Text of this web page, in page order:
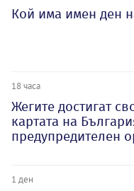
Кой има имен ден
18 часа
Жегите достигат
картата на
предупредителен
1 ден